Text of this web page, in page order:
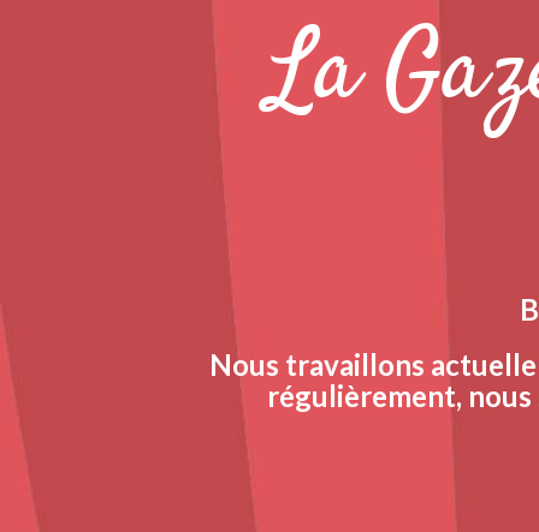
La
Nous travaillons
régulièrement,